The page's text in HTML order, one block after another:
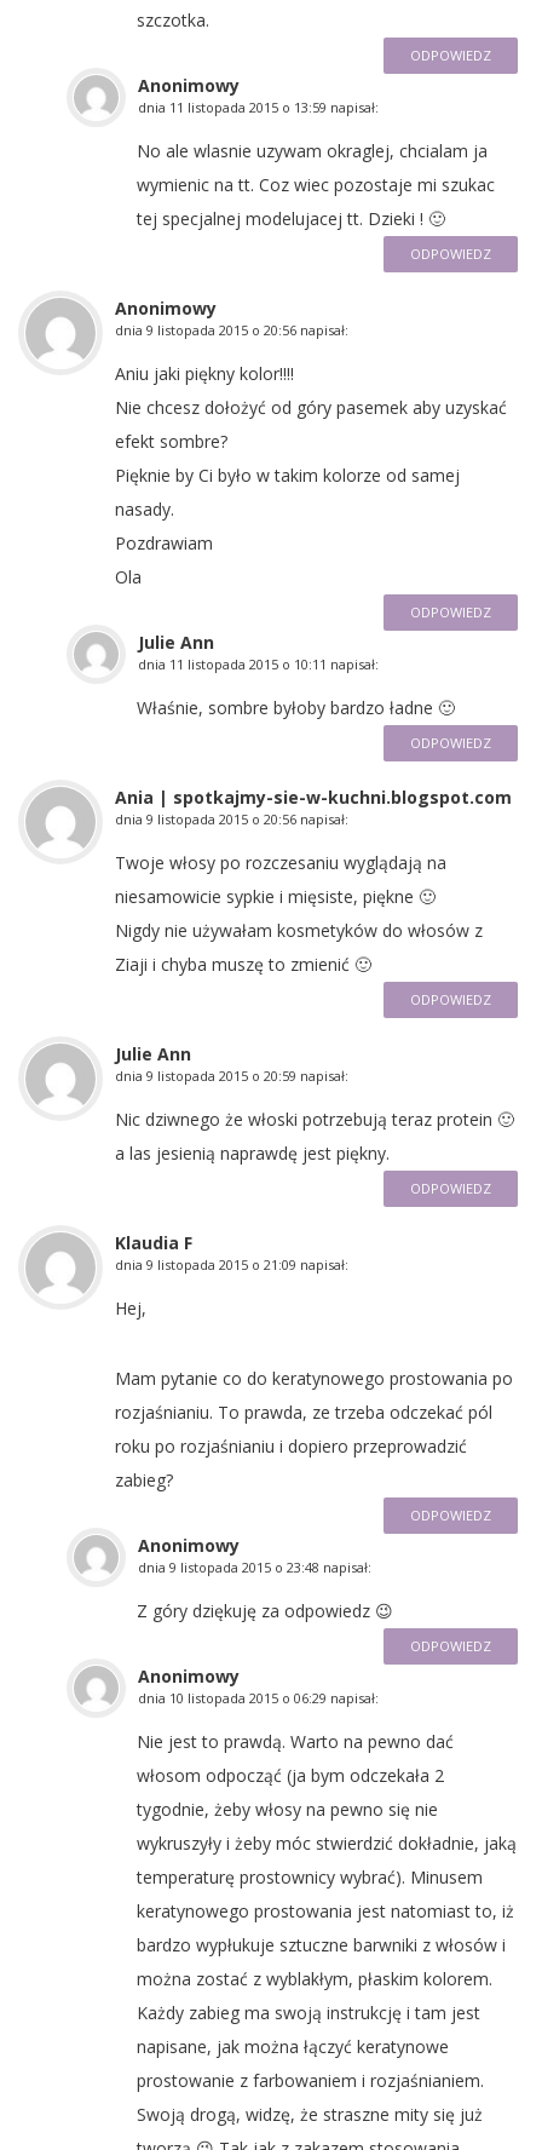
szczotka.
ODPOWIEDZ
Anonimowy
dnia 11 listopada 2015 o 13:59 napisał:
No ale wlasnie uzywam okraglej, chcialam ja
wymienic na tt. Coz wiec pozostaje mi szukac
tej specjalnej modelujacej tt. Dzieki ! 🙂
ODPOWIEDZ
Anonimowy
dnia 9 listopada 2015 o 20:56 napisał:
Aniu jaki piękny kolor!!!!
Nie chcesz dołożyć od góry pasemek aby uzyskać
efekt sombre?
Pięknie by Ci było w takim kolorze od samej
nasady.
Pozdrawiam
Ola
ODPOWIEDZ
Julie Ann
dnia 11 listopada 2015 o 10:11 napisał:
Właśnie, sombre byłoby bardzo ładne 🙂
ODPOWIEDZ
Ania | spotkajmy-sie-w-kuchni.blogspot.com
dnia 9 listopada 2015 o 20:56 napisał:
Twoje włosy po rozczesaniu wyglądają na
niesamowicie sypkie i mięsiste, piękne 🙂
Nigdy nie używałam kosmetyków do włosów z
Ziaji i chyba muszę to zmienić 🙂
ODPOWIEDZ
Julie Ann
dnia 9 listopada 2015 o 20:59 napisał:
Nic dziwnego że włoski potrzebują teraz protein 🙂
a las jesienią naprawdę jest piękny.
ODPOWIEDZ
Klaudia F
dnia 9 listopada 2015 o 21:09 napisał:
Hej,
Mam pytanie co do keratynowego prostowania po
rozjaśnianiu. To prawda, ze trzeba odczekać pól
roku po rozjaśnianiu i dopiero przeprowadzić
zabieg?
ODPOWIEDZ
Anonimowy
dnia 9 listopada 2015 o 23:48 napisał:
Z góry dziękuję za odpowiedz 😉
ODPOWIEDZ
Anonimowy
dnia 10 listopada 2015 o 06:29 napisał:
Nie jest to prawdą. Warto na pewno dać
włosom odpocząć (ja bym odczekała 2
tygodnie, żeby włosy na pewno się nie
wykruszyły i żeby móc stwierdzić dokładnie, jaką
temperaturę prostownicy wybrać). Minusem
keratynowego prostowania jest natomiast to, iż
bardzo wypłukuje sztuczne barwniki z włosów i
można zostać z wyblakłym, płaskim kolorem.
Każdy zabieg ma swoją instrukcję i tam jest
napisane, jak można łączyć keratynowe
prostowanie z farbowaniem i rozjaśnianiem.
Swoją drogą, widzę, że straszne mity się już